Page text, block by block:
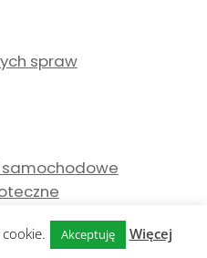
spraw
Akceptuję Więcej